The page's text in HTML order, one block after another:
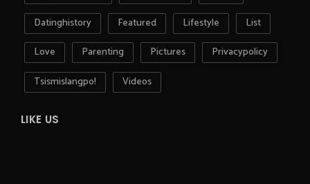
Datinghistory
Featured Lifestyle
List
Love
Parenting Pictures
Privacypolicy
Tsismislangpo!
Videos
LIKE US